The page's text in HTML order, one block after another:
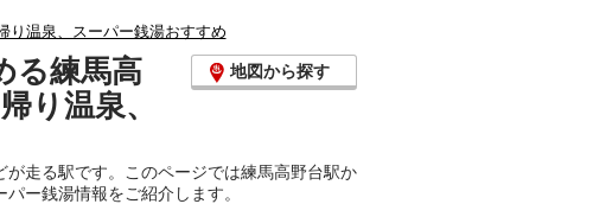
り温泉、スーパー銭湯おすすめ
る練馬高
り温泉、
地図から探す
走る駅です。このページでは練馬高野台駅か
ー銭湯情報をご紹介します。